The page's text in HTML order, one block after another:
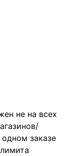
не на всех
заказе